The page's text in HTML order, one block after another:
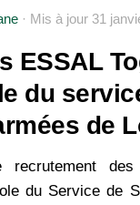
· Mis à jour 31
ESSAL
du
de
recrutement
du Service de